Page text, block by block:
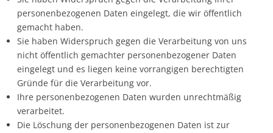
personenbezogenen Daten eingelegt, die wir öffentlich
gemacht haben.
Sie haben Widerspruch gegen die Verarbeitung von uns
nicht öffentlich gemachter personenbezogener Daten
eingelegt und es liegen keine vorrangigen berechtigten
Gründe für die Verarbeitung vor.
Ihre personenbezogenen Daten wurden unrechtmäßig
verarbeitet.
Die Löschung der personenbezogenen Daten ist zur